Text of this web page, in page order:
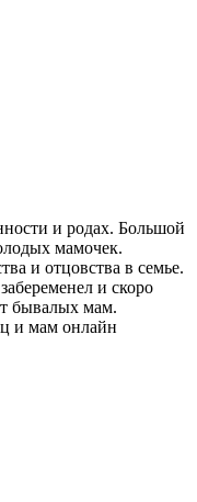
и родах. Большой
мамочек.
и отцовства в семье.
и скоро
бывалых мам.
и мам онлайн